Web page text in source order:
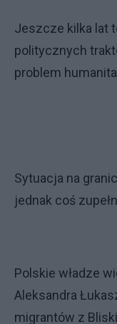
Jeszcze kilka lat
politycznych
problem
Sytuacja na
jednak coś
Polskie władze
Aleksandra
migrantów z